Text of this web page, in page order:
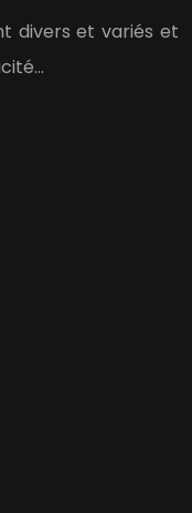
divers et variés et